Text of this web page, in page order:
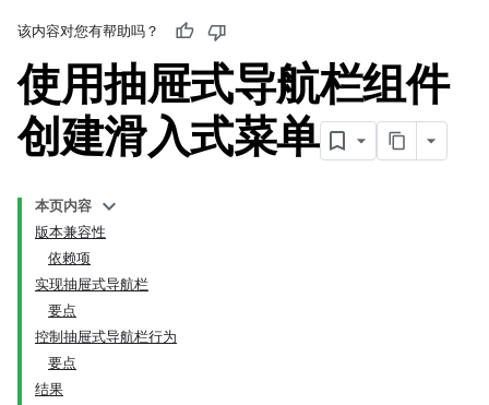
该内容对您有帮助吗？
使用抽屉式导航栏组件
创建滑入式菜单
本页内容
版本兼容性
依赖项
实现抽屉式导航栏
要点
控制抽屉式导航栏行为
要点
结果